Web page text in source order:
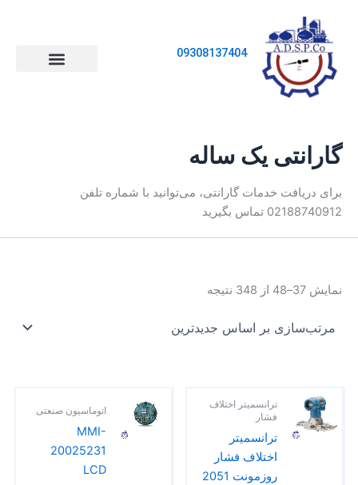
09308137404
کردن
یک ساله
دریافت خدمات گارانتی، می‌توانید با شماره تلفن
تماس بگیرید
ترانسمیتر اختلاف
فشار
ترانسمیتر
اختلاف فشار
روزمونت 2051
اتوماسیون صنعتی
MMI-
20025231